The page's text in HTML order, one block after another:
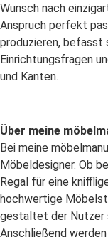
Wunsch nach
Anspruch perfekt
produzieren, befasst
Einrichtungsfragen
und Kanten.
Über meine
Bei meine
Möbeldesigner. Ob
Regal für eine
hochwertige
gestaltet der Nutzer
Anschließend